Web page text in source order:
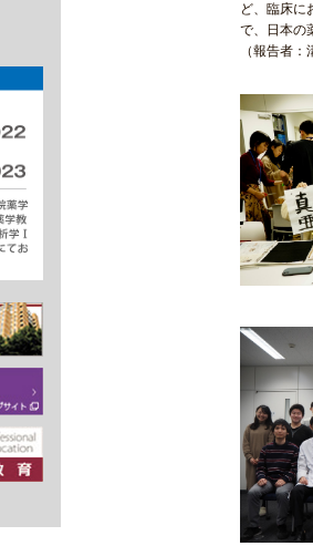
ど、臨床に
で、日本の
（報告者